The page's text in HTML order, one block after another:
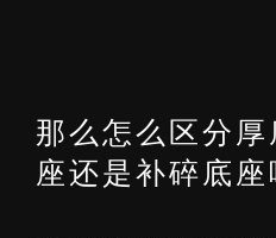
那么怎么区分
座还是补碎底座